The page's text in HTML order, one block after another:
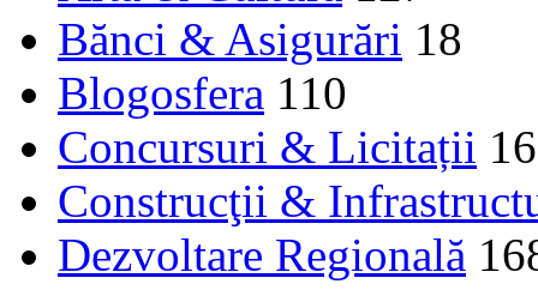
Bănci & Asigurări 18
Blogosfera 110
Concursuri & Licitații 16
Construcţii &
Dezvoltare Regională